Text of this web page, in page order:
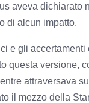
aveva dichiarato
di alcun impatto.
e gli accertamenti
questa versione,
attraversava
il mezzo della